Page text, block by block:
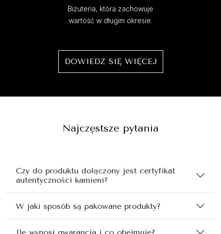
Biżuteria, która zachowuje
wartość w długim okresie.
DOWIEDZ SIĘ WIĘCEJ
Najczęstsze pytania
Czy do produktu dołączony jest certyfikat
autentyczności kamieni?
W jaki sposób są pakowane produkty?